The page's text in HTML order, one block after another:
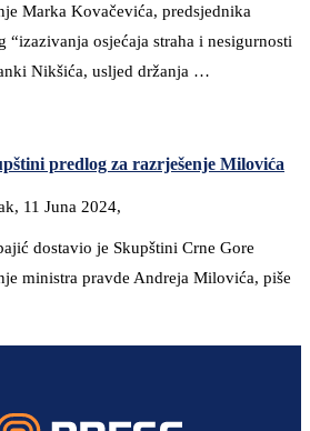
Marka Kovačevića, predsjednika
“izazivanja osjećaja straha i nesigurnosti
Nikšića, usljed držanja …
predlog za razrješenje Milovića
11 Juna 2024,
dostavio je Skupštini Crne Gore
ministra pravde Andreja Milovića, piše